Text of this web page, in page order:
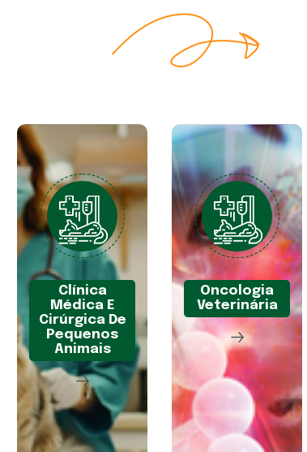
Clínica
Médica E
Cirúrgica De
Pequenos
Animais
Oncologia
Veterinária